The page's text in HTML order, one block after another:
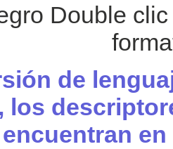
Double
de
los